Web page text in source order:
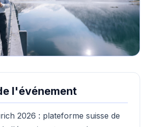
l'événement
2026 : plateforme suisse de